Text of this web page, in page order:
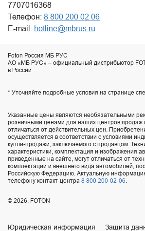
7707016368
Телефон: 8 800 200 02 06
E-mail: hotline@mbrus.ru
Foton Россия МБ РУС
АО «МБ РУС» – официальный дистрибьютор
в России
* Уточняйте подробные условия на странице
Указанные цены являются необязательными
розничными ценами для наших центров продаж
отличаться от действительных цен.
осуществляется в соответствии с условиями
купли-продажи, заключаемого с продавцом.
характеристики, комплектация и изображения
приведенные на сайте, могут отличаться от
комплектации и внешнего вида автомобилей,
Российскую Федерацию. Актуальную
телефону контакт-центра 8 800 200-02-06.
© 2026, FOTON
Юридическая информация Защита